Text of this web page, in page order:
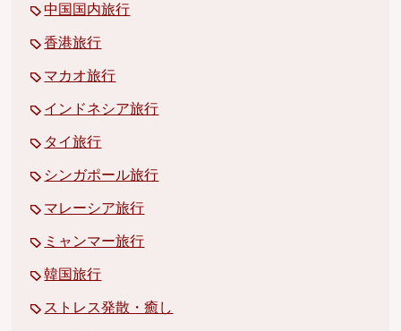
中国国内旅行
香港旅行
マカオ旅行
インドネシア旅行
タイ旅行
シンガポール旅行
マレーシア旅行
ミャンマー旅行
韓国旅行
ストレス発散・癒し